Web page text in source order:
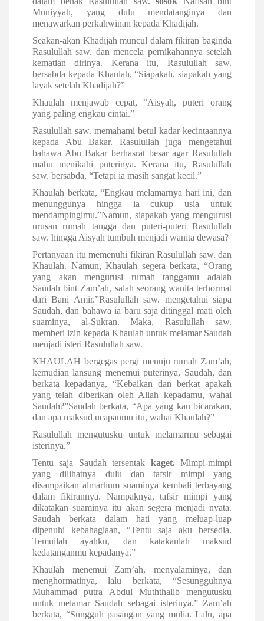
Muniyyah, yang dulu mendatanginya dan
menawarkan perkahwinan kepada Khadijah.
Seakan-akan Khadijah muncul dalam fikiran baginda
Rasulullah saw. dan mencela pernikahannya setelah
kematian dirinya. Kerana itu, Rasulullah saw.
bersabda kepada Khaulah, “Siapakah, siapakah yang
layak setelah Khadijah?”
Khaulah menjawab cepat, “Aisyah, puteri orang
yang paling engkau cintai.”
Rasulullah saw. memahami betul kadar kecintaannya
kepada Abu Bakar. Rasulullah juga mengetahui
bahawa Abu Bakar berhasrat besar agar Rasulullah
mahu menikahi puterinya. Kerana itu, Rasulullah
saw. bersabda, “Tetapi ia masih sangat kecil.”
Khaulah berkata, “Engkau melamarnya hari ini, dan
menunggunya hingga ia cukup usia untuk
mendampingimu.”Namun, siapakah yang mengurusi
urusan rumah tangga dan puteri-puteri Rasulullah
saw. hingga Aisyah tumbuh menjadi wanita dewasa?
Pertanyaan itu memenuhi fikiran Rasulullah saw. dan
Khaulah. Namun, Khaulah segera berkata, “Orang
yang akan mengurusi rumah tanggamu adalah
Saudah bint Zam’ah, salah seorang wanita terhormat
dari Bani Amir.”Rasulullah saw. mengetahui siapa
Saudah, dan bahawa ia baru saja ditinggal mati oleh
suaminya, al-Sukran. Maka, Rasulullah saw.
memberi izin kepada Khaulah untuk melamar Saudah
menjadi isteri Rasulullah saw.
KHAULAH bergegas pergi menuju rumah Zam’ah,
kemudian lansung menemui puterinya, Saudah, dan
berkata kepadanya, “Kebaikan dan berkat apakah
yang telah diberikan oleh Allah kepadamu, wahai
Saudah?”Saudah berkata, “Apa yang kau bicarakan,
dan apa maksud ucapanmu itu, wahai Khaulah?”
Rasulullah mengutusku untuk melamarmu sebagai
isterinya.”
Tentu saja Saudah tersentak kaget.Mimpi-mimpi
yang dilihatnya dulu dan tafsir mimpi yang
disampaikan almarhum suaminya kembali terbayang
dalam fikirannya. Nampaknya, tafsir mimpi yang
dikatakan suaminya itu akan segera menjadi nyata.
Saudah berkata dalam hati yang meluap-luap
dipenuhi kebahagiaan, “Tentu saja aku bersedia.
Temuilah ayahku, dan katakanlah maksud
kedatanganmu kepadanya.”
Khaulah menemui Zam’ah, menyalaminya, dan
menghormatinya, lalu berkata, “Sesungguhnya
Muhammad putra Abdul Muththalib mengutusku
untuk melamar Saudah sebagai isterinya.” Zam’ah
berkata, “Sungguh pasangan yang mulia. Lalu, apa